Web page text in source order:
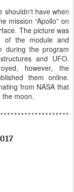
shouldn't have when
mission “Apollo” on
The picture was
of the module and
during the program
and UFO.
however, the
them online.
from NASA that
the moon.